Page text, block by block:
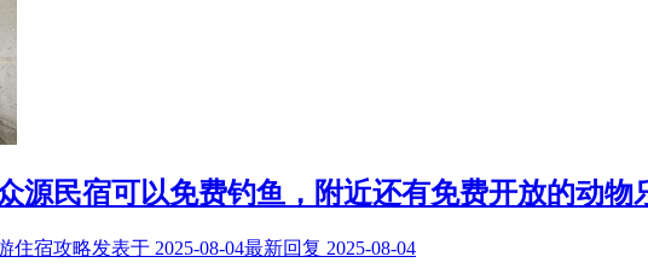
源民宿可以免费钓鱼，附近还有免费开放的动物
住宿攻略发表于 2025-08-04最新回复 2025-08-04